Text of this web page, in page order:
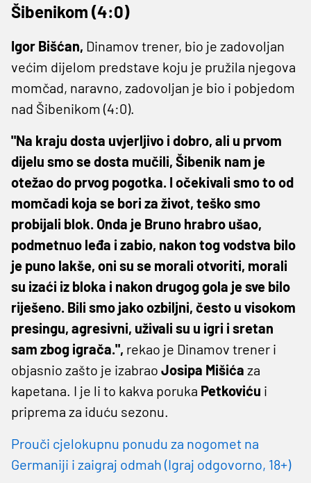
Šibenikom (4:0)
Igor Bišćan, Dinamov trener, bio je zadovoljan
većim dijelom predstave koju je pružila njegova
momčad, naravno, zadovoljan je bio i pobjedom
nad Šibenikom (4:0).
"Na kraju dosta uvjerljivo i dobro, ali u prvom
dijelu smo se dosta mučili, Šibenik nam je
otežao do prvog pogotka. I očekivali smo to od
momčadi koja se bori za život, teško smo
probijali blok. Onda je Bruno hrabro ušao,
podmetnuo leđa i zabio, nakon tog vodstva bilo
je puno lakše, oni su se morali otvoriti, morali
su izaći iz bloka i nakon drugog gola je sve bilo
riješeno. Bili smo jako ozbiljni, često u visokom
presingu, agresivni, uživali su u igri i sretan
sam zbog igrača.", rekao je Dinamov trener i
objasnio zašto je izabrao Josipa Mišića za
kapetana. I je li to kakva poruka Petkoviću i
priprema za iduću sezonu.
Prouči cjelokupnu ponudu za nogomet na
Germaniji i zaigraj odmah (Igraj odgovorno, 18+)